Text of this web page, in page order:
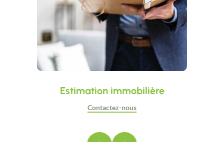
Estimation immobilière
Contactez-nous